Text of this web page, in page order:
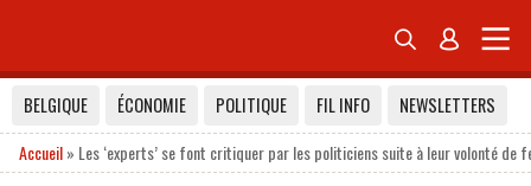
 
BELGIQUE ÉCONOMIE POLITIQUE FIL INFO
NEWSLETTERS
Accueil» Les ‘experts’ se font critiquer par les politiciens suite à leur volonté de